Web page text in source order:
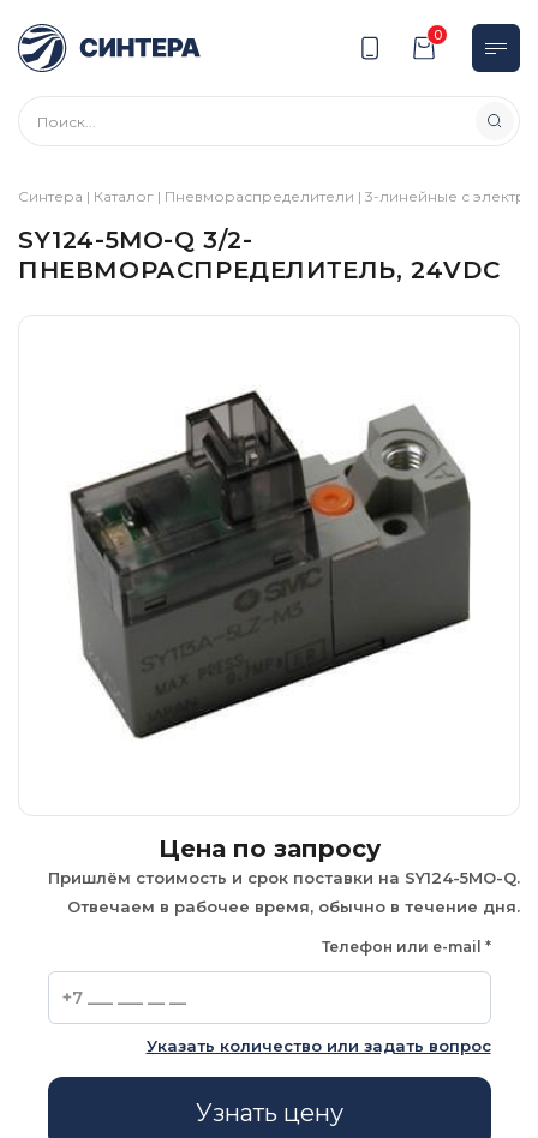
0
Синтера | Каталог | Пневмораспределители | 3-линейные с
SY124-5MO-Q 3/2-
ПНЕВМОРАСПРЕДЕЛИТЕЛЬ, 24VDC
Цена по запросу
Пришлём стоимость и срок поставки на SY124-5MO-Q.
Отвечаем в рабочее время, обычно в течение дня.
Телефон или e-mail *
Указать количество или задать вопрос
Узнать цену